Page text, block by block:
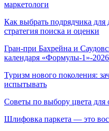
маркетологи
Как выбрать подрядчика
стратегия поиска и оценки
Гран-при Бахрейна и
календаря «Формулы-1»-
Туризм нового поколения:
испытывать
Советы по выбору цвета для
Шлифовка паркета — это